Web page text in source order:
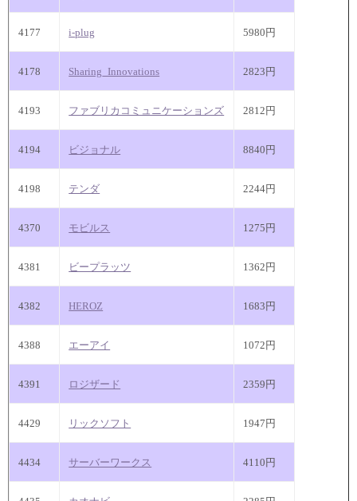
4177 i-plug 5980円
4178 Sharing_Innovations 2823円
4193 ファブリカコミュニケーションズ 2812円
4194 ビジョナル 8840円
4198 テンダ 2244円
4370 モビルス 1275円
4381 ビープラッツ 1362円
4382 HEROZ 1683円
4388 エーアイ 1072円
4391 ロジザード 2359円
4429 リックソフト 1947円
4434 サーバーワークス 4110円